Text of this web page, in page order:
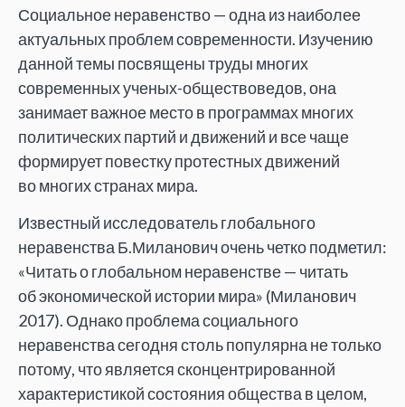
Социальное неравенство—одна изнаиболее
актуальных проблем современности. Изучению
данной темы посвящены труды многих
современных ученых-обществоведов, она
занимает важное место в программах многих
политических партий идвижений и все чаще
формирует повестку протестных движений
вомногих странах мира.
Известный исследователь глобального
неравенства Б.Миланович очень четко подметил:
«Читать оглобальном неравенстве— читать
обэкономической истории мира» (Миланович
2017). Однако проблема социального
неравенства сегодня столь популярна нетолько
потому, что является сконцентрированной
характеристикой состояния общества в целом,